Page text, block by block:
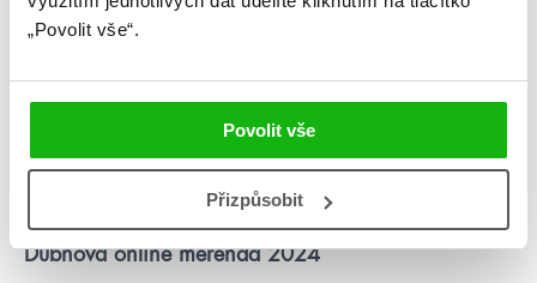
„Povolit vše“.
Povolit vše
Přizpůsobit
3. 4. 2024
Dubnová online merenda 2024